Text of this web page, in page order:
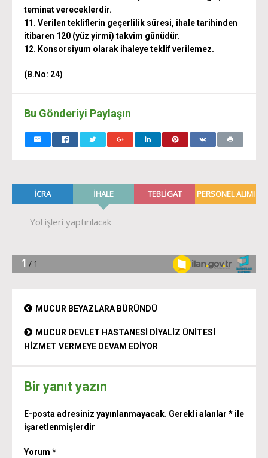
teminat vereceklerdir.
11. Verilen tekliflerin geçerlilik süresi, ihale tarihinden
itibaren 120 (yüz yirmi) takvim günüdür.
12. Konsorsiyum olarak ihaleye teklif verilemez.
(B.No: 24)
Bu Gönderiyi Paylaşın
MUCUR BEYAZLARA BÜRÜNDÜ
MUCUR DEVLET HASTANESİ DİYALİZ ÜNİTESİ
HİZMET VERMEYE DEVAM EDİYOR
Bir yanıt yazın
E-posta adresiniz yayınlanmayacak. Gerekli alanlar * ile
işaretlenmişlerdir
Yorum *